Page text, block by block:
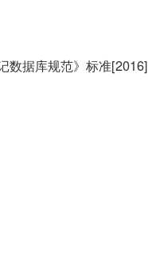
数据库规范》标准[2016]